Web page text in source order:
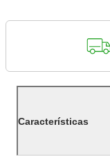
Características